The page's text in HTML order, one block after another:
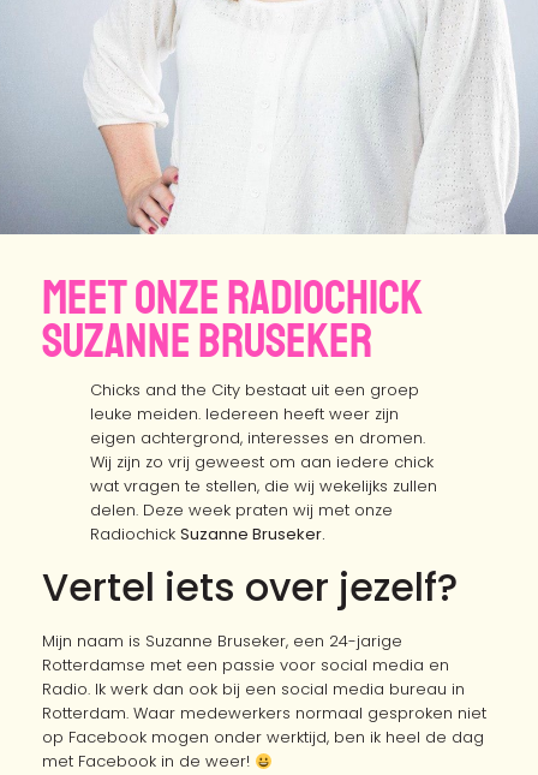
Meet onze Radiochick
Suzanne Bruseker
Chicks and the City bestaat uit een groep
leuke meiden. Iedereen heeft weer zijn
eigen achtergrond, interesses en dromen.
Wij zijn zo vrij geweest om aan iedere chick
wat vragen te stellen, die wij wekelijks zullen
delen. Deze week praten wij met onze
Radiochick Suzanne Bruseker.
Vertel iets over jezelf?
Mijn naam is Suzanne Bruseker, een 24-jarige
Rotterdamse met een passie voor social media en
Radio. Ik werk dan ook bij een social media bureau in
Rotterdam. Waar medewerkers normaal gesproken niet
op Facebook mogen onder werktijd, ben ik heel de dag
met Facebook in de weer!